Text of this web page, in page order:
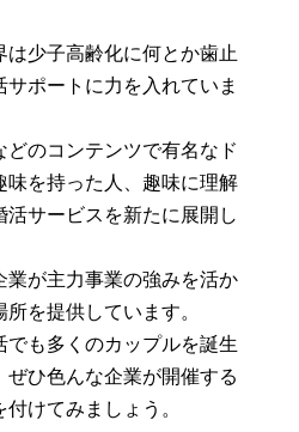
少子高齢化に何とか歯止
ポートに力を入れていま
どのコンテンツで有名なド
味を持った人、趣味に理解
活サービスを新たに展開し
業が主力事業の強みを活か
を提供しています。
でも多くのカップルを誕生
ぜひ色んな企業が開催する
けてみましょう。